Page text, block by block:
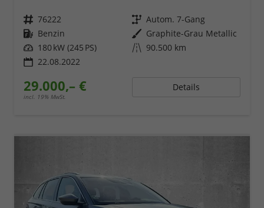
Fahrzeugnr. 76222 Getriebe Autom. 7-Gang
Kraftstoff Benzin Außenfarbe Graphite-Grau Metallic
Leistung 180 kW (245 PS) Kilometerstand 90.500 km
22.08.2022
29.000,– €
incl. 19% MwSt.
Details